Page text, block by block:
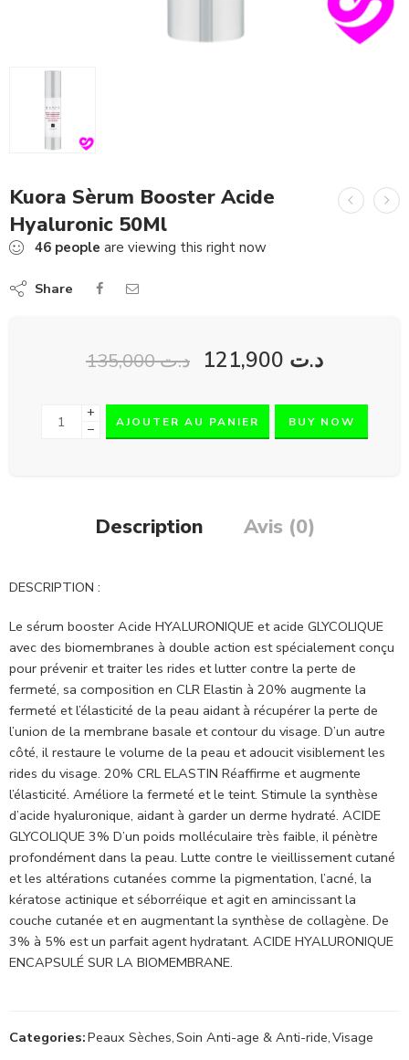
Kuora Sèrum Booster Acide
Hyaluronic 50Ml
46 people are viewing this right now
Share
د.ت135,000 د.ت
+
−
AJOUTER AU PANIER BUY NOW
Description Avis (0)
DESCRIPTION :
Le sérum booster Acide HYALURONIQUE et acide GLYCOLIQUE
avec des biomembranes à double action est spécialement conçu
pour prévenir et traiter les rides et lutter contre la perte de
fermeté, sa composition en CLR Elastin à 20% augmente la
fermeté et l’élasticité de la peau aidant à récupérer la perte de
l’union de la membrane basale et contour du visage. D’un autre
côté, il restaure le volume de la peau et adoucit visiblement les
rides du visage. 20% CRL ELASTIN Réaffirme et augmente
l’élasticité. Améliore la fermeté et le teint. Stimule la synthèse
d’acide hyaluronique, aidant à garder un derme hydraté. ACIDE
GLYCOLIQUE 3% D’un poids molléculaire très faible, il pénètre
profondément dans la peau. Lutte contre le vieillissement cutané
et les altérations cutanées comme la pigmentation, l’acné, la
kératose actinique et séborréique et agit en amincissant la
couche cutanée et en augmentant la synthèse de collagène. De
3% à 5% est un parfait agent hydratant. ACIDE HYALURONIQUE
ENCAPSULÉ SUR LA BIOMEMBRANE.
Categories:Peaux Sèches,Soin Anti-age & Anti-ride,Visage